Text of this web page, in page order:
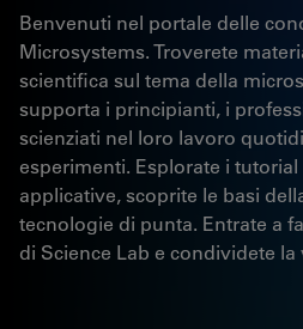
Benvenuti nel portale delle
Microsystems. Troverete
scientifica sul tema della
supporta i principianti, i
scienziati nel loro lavoro
esperimenti. Esplorate i
applicative, scoprite le basi
tecnologie di punta. Entrate a
di Science Lab e condividete la